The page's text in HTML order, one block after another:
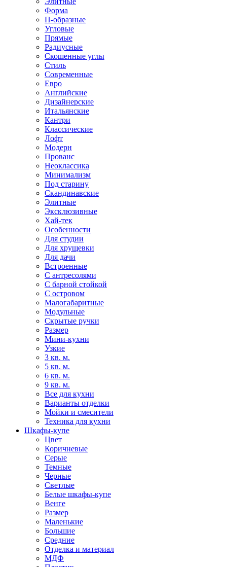
Форма
П-образные
Угловые
Прямые
Радиусные
Скошенные углы
Стиль
Современные
Евро
Английские
Дизайнерские
Итальянские
Кантри
Классические
Лофт
Модерн
Прованс
Неоклассика
Минимализм
Под старину
Скандинавские
Элитные
Эксклюзивные
Хай-тек
Особенности
Для студии
Для хрущевки
Для дачи
Встроенные
С антресолями
С барной стойкой
С островом
Малогабаритные
Модульные
Скрытые ручки
Размер
Мини-кухни
Узкие
3 кв. м.
5 кв. м.
6 кв. м.
9 кв. м.
Все для кухни
Варианты отделки
Мойки и смесители
Техника для кухни
Шкафы-купе
Цвет
Коричневые
Серые
Темные
Черные
Светлые
Белые шкафы-купе
Венге
Размер
Маленькие
Большие
Средние
Отделка и материал
МДФ